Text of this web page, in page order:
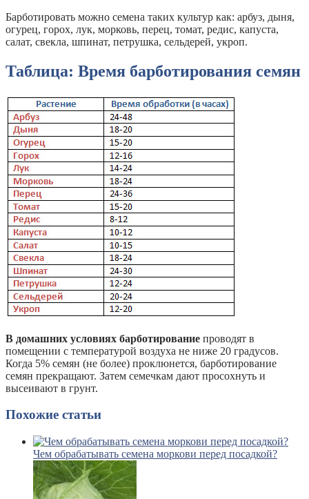
Барботировать можно семена таких культур как: арбуз, дыня,
огурец, горох, лук, морковь, перец, томат, редис, капуста,
салат, свекла, шпинат, петрушка, сельдерей, укроп.
Таблица: Время барботирования семян
В домашних условиях барботирование проводят в
помещении с температурой воздуха не ниже 20 градусов.
Когда 5% семян (не более) проклюнется, барботирование
семян прекращают. Затем семечкам дают просохнуть и
высеивают в грунт.
Похожие статьи
Чем обрабатывать семена моркови перед посадкой?